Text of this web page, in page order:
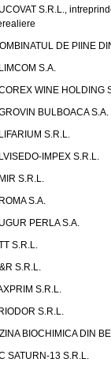
S.R.L.,
DE PIINE
S.A.
WINE HOLDING
BULBOACA S.A.
S.R.L.
IMPEX S.R.L.
S.R.L.
S.A.
PERLA S.A.
S.R.L.
S.R.L.
S.R.L.
S.R.L.
BIOCHIMICA DIN
SATURN-13 S.R.L.